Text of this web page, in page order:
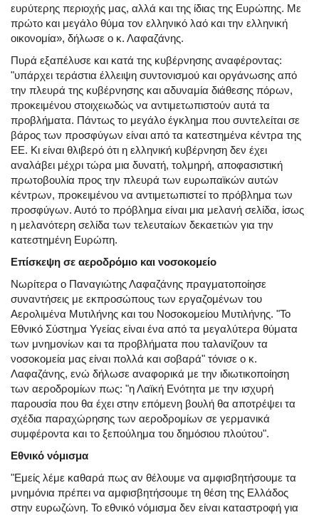
ευρύτερης περιοχής μας, αλλά και της ίδιας της Ευρώπης. Με
πρώτο και μεγάλο θύμα τον ελληνικό λαό και την ελληνική
οικονομία», δήλωσε ο κ. Λαφαζάνης.
Πυρά εξαπέλυσε και κατά της κυβέρνησης αναφέροντας:
"υπάρχει τεράστια έλλειψη συντονισμού και οργάνωσης από
την πλευρά της κυβέρνησης και αδυναμία διάθεσης πόρων,
προκειμένου στοιχειωδώς να αντιμετωπιστούν αυτά τα
προβλήματα. Πάντως το μεγάλο έγκλημα που συντελείται σε
βάρος των προσφύγων είναι από τα κατεστημένα κέντρα της
ΕΕ. Κι είναι θλιβερό ότι η ελληνική κυβέρνηση δεν έχει
αναλάβει μέχρι τώρα μια δυνατή, τολμηρή, αποφασιστική
πρωτοβουλία προς την πλευρά των ευρωπαϊκών αυτών
κέντρων, προκειμένου να αντιμετωπιστεί το πρόβλημα των
προσφύγων. Αυτό το πρόβλημα είναι μια μελανή σελίδα, ίσως
η μελανότερη σελίδα των τελευταίων δεκαετιών για την
κατεστημένη Ευρώπη.
Επίσκεψη σε αεροδρόμιο και νοσοκομείο
Νωρίτερα ο Παναγιώτης Λαφαζάνης πραγματοποίησε
συναντήσεις με εκπροσώπους των εργαζομένων του
Αερολιμένα Μυτιλήνης και του Νοσοκομείου Μυτιλήνης. "Το
Εθνικό Σύστημα Υγείας είναι ένα από τα μεγαλύτερα θύματα
των μνημονίων και τα προβλήματα που ταλανίζουν τα
νοσοκομεία μας είναι πολλά και σοβαρά" τόνισε ο κ.
Λαφαζάνης, ενώ δήλωσε αναφορικά με την ιδιωτικοποίηση
των αεροδρομίων πως: "η Λαϊκή Ενότητα με την ισχυρή
παρουσία που θα έχει στην επόμενη βουλή θα αποτρέψει τα
σχέδια παραχώρησης των αεροδρομίων σε γερμανικά
συμφέροντα και το ξεπούλημα του δημόσιου πλούτου".
Εθνικό νόμισμα
"Εμείς λέμε καθαρά πως αν θέλουμε να αμφισβητήσουμε τα
μνημόνια πρέπει να αμφισβητήσουμε τη θέση της Ελλάδος
στην ευρωζώνη. Το εθνικό νόμισμα δεν είναι καταστροφή για